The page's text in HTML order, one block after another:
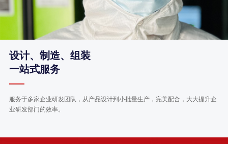
设计、制造、组装
一站式服务
服务于多家企业研发团队，从产品设计到小批量生产，完美配合，大大提升企
业研发部门的效率。